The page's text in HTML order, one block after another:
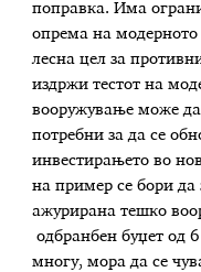
поправка. Има
опрема на модерното
лесна цел за
издржи тестот на
вооружување може
потребни за да се
инвестирањето во
на пример се бори
ажурирана тешко
одбранбен буџет од
многу, мора да се